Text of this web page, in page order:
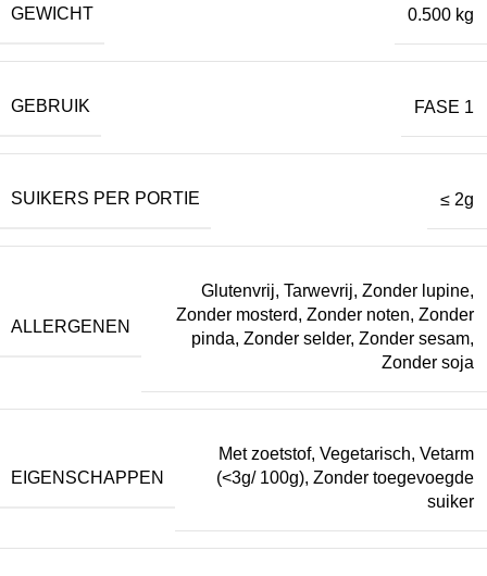
GEWICHT 0.500 kg
GEBRUIK FASE 1
SUIKERS PER PORTIE ≤ 2g
ALLERGENEN
Glutenvrij, Tarwevrij, Zonder lupine,
Zonder mosterd, Zonder noten, Zonder
pinda, Zonder selder, Zonder sesam,
Zonder soja
EIGENSCHAPPEN
Met zoetstof, Vegetarisch, Vetarm
(<3g/ 100g), Zonder toegevoegde
suiker